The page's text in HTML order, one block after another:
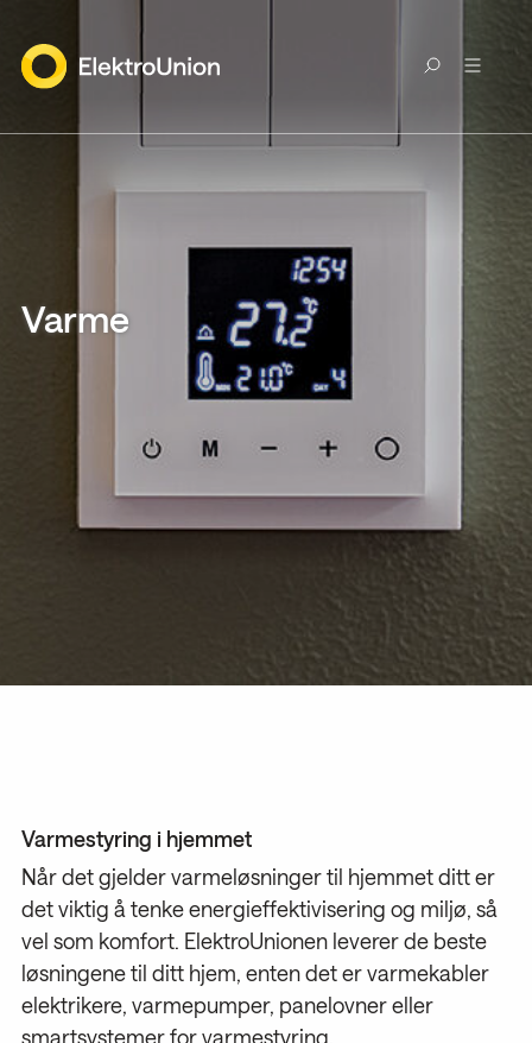
Gå
Varme
Varmestyring i hjemmet
Når det gjelder varmeløsninger til hjemmet ditt er
det viktig å tenke energieffektivisering og miljø, så
vel som komfort. ElektroUnionen leverer de beste
løsningene til ditt hjem, enten det er varmekabler
elektrikere, varmepumper, panelovner eller
smartsystemer for varmestyring.